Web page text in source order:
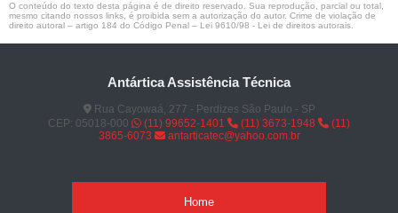
O conteúdo do texto desta página é de direito reservado. Sua reprodução, parcial ou total,
mesmo citando nossos links, é proibida sem a autorização do autor. Crime de violação de
direito autoral – artigo 184 do Código Penal – Lei 9610/98 - Lei de direitos autorais
Antártica Assistência Técnica
Rua Cayowaá, 277 - Perdizes São Paulo - SP
CEP: 05018-000
(11) 99652-1401 (11) 3673-1948
(11)
3865-6073
antarticatec@yahoo.com.br
Home